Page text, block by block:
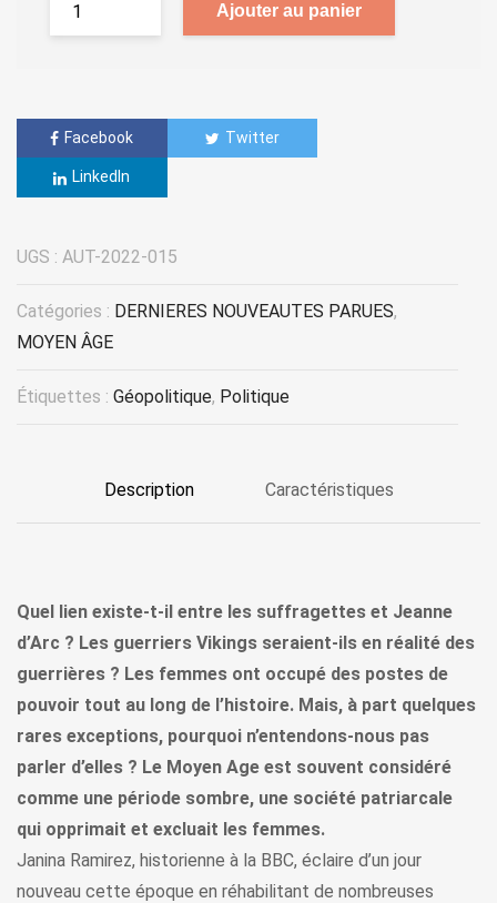
Ajouter au panier
Facebook Twitter
LinkedIn
UGS : AUT-2022-015
Catégories : DERNIERES NOUVEAUTES PARUES,
MOYEN ÂGE
Étiquettes : Géopolitique, Politique
Description Caractéristiques
Quel lien existe-t-il entre les suffragettes et Jeanne
d’Arc ? Les guerriers Vikings seraient-ils en réalité des
guerrières ? Les femmes ont occupé des postes de
pouvoir tout au long de l’histoire. Mais, à part quelques
rares exceptions, pourquoi n’entendons-nous pas
parler d’elles ? Le Moyen Age est souvent considéré
comme une période sombre, une société patriarcale
qui opprimait et excluait les femmes.
Janina Ramirez, historienne à la BBC, éclaire d’un jour
nouveau cette époque en réhabilitant de nombreuses